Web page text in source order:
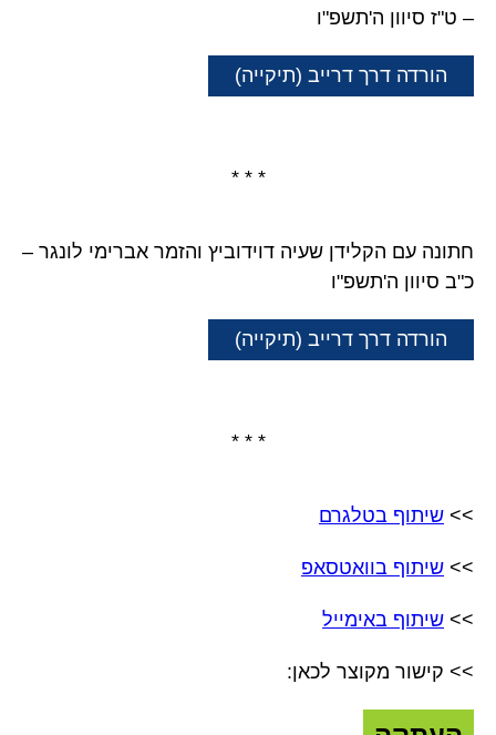
– ט"ז סיוון ה'תשפ"ו
הורדה דרך דרייב (תיקייה)
* * *
חתונה עם הקלידן שעיה דוידוביץ והזמר אברימי לונגר –
כ"ב סיוון ה'תשפ"ו
הורדה דרך דרייב (תיקייה)
* * *
>> שיתוף בטלגרם
>> שיתוף בוואטסאפ
>> שיתוף באימייל
>> קישור מקוצר לכאן: